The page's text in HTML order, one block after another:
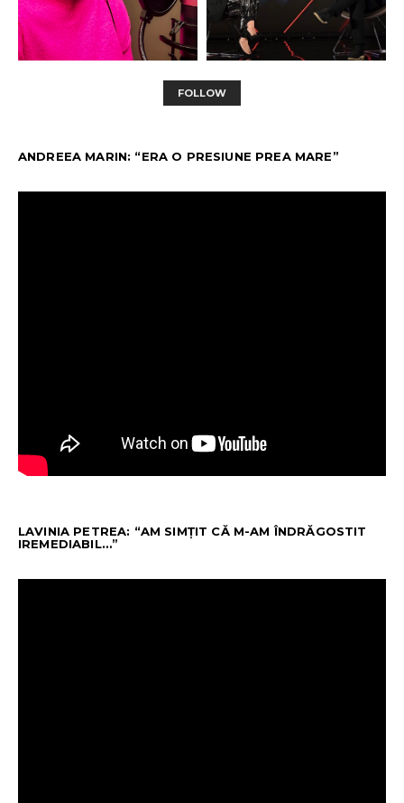
FOLLOW
ANDREEA MARIN: “ERA O PRESIUNE PREA MARE”
LAVINIA PETREA: “AM SIMȚIT CĂ M-AM ÎNDRĂGOSTIT
IREMEDIABIL…”